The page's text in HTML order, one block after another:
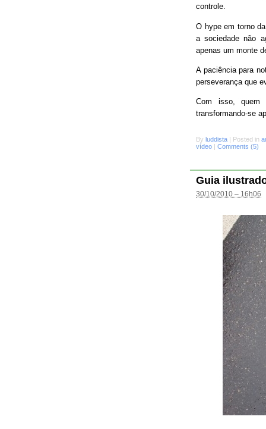
controle.
O hype em torno
a sociedade não
apenas um monte
A paciência para
perseverança que
Com isso, quem
transformando-se
By luddista | Posted in
vídeo | Comments (5)
Guia
30/10/2010 – 16h06